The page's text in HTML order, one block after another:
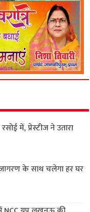
में, प्रेस्टीज ने उतारा
के साथ चलेगा हर घर